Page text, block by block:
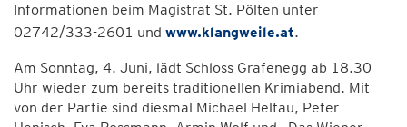
Informationen beim Magistrat St. Pölten unter
02742/333-2601 und www.klangweile.at.
Am Sonntag, 4. Juni, lädt Schloss Grafenegg ab 18.30
Uhr wieder zum bereits traditionellen Krimiabend. Mit
von der Partie sind diesmal Michael Heltau, Peter